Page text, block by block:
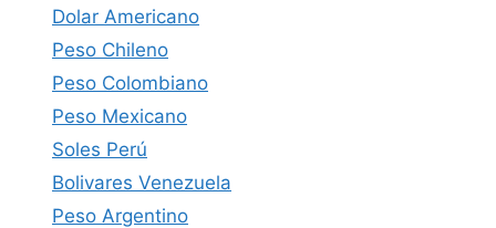
Dolar Americano
Peso Chileno
Peso Colombiano
Peso Mexicano
Soles Perú
Bolivares Venezuela
Peso Argentino